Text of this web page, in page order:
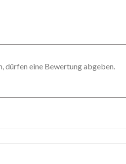
dürfen eine Bewertung abgeben.